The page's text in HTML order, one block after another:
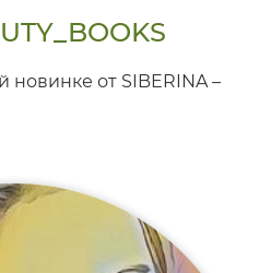
новинке от SIBERINA –